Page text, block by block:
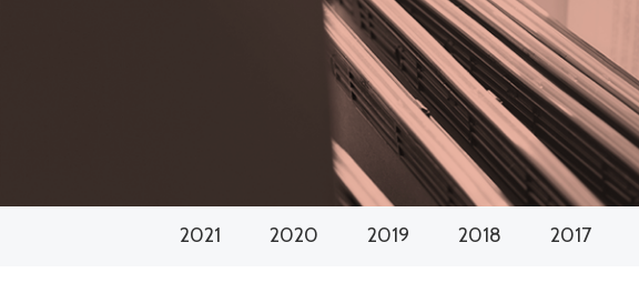
2021 2020 2019 2018 2017